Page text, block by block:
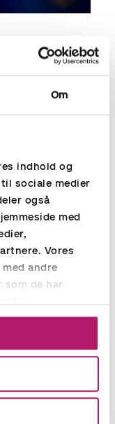
Om
indhold og
sociale medier
også
med
Vores
andre
som de har
på
kan det
har erfaring med
baseret på
ønskede
ballast i forhold
for vores Test
vi at udføre en
uden ekstra
udvælgelse.
snak om jeres